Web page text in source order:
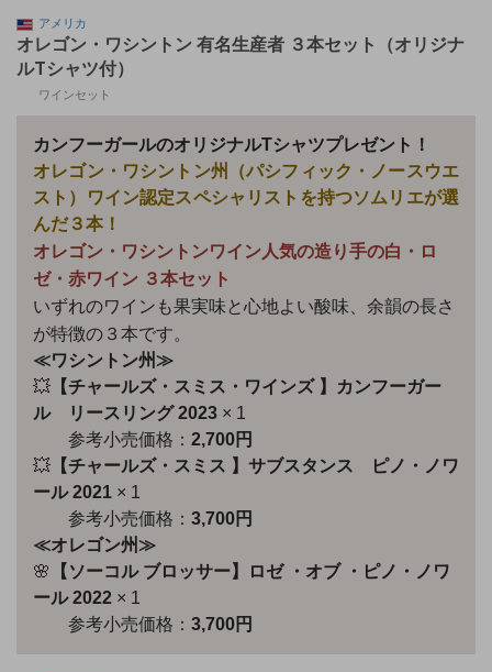
アメリカ
オレゴン・ワシントン 有名生産者 ３本セット（オリジナ
ルTシャツ付）
ワインセット
カンフーガールのオリジナルTシャツプレゼント！
オレゴン・ワシントン州（パシフィック・ノースウエ
スト）ワイン認定スペシャリストを持つソムリエが選
んだ３本！
オレゴン・ワシントンワイン人気の造り手の白・ロ
ゼ・赤ワイン ３本セット
いずれのワインも果実味と心地よい酸味、余韻の長さ
が特徴の３本です。
≪ワシントン州≫
💥 【チャールズ・スミス・ワインズ 】カンフーガー
ル リースリング 2023 × 1
参考小売価格： 2,700円
💥 【チャールズ・スミス 】 サブスタンス ピノ・ノワ
ール 2021 × 1
参考小売価格： 3,700円
≪オレゴン州≫
🌸
【ソーコル ブロッサー】ロゼ ・オブ ・ピノ・ノワ
ール 2022 × 1
参考小売価格： 3,700円